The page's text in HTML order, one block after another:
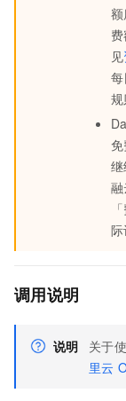
见
规
继
调用说明
说明 关于
里云